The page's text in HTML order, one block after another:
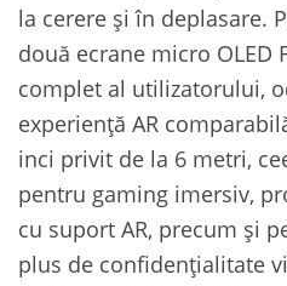
la cerere și în deplasare.
două ecrane micro OLED
complet al utilizatorului,
experiență AR
inci privit de la 6 metri,
pentru gaming imersiv,
cu suport AR, precum și
plus de confidențialitate